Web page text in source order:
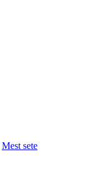
Mest sete